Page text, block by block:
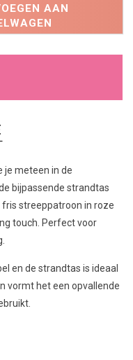
AAN
je meteen in de
bijpassende strandtas
streeppatroon in roze
touch. Perfect voor
en de strandtas is ideaal
vormt het een opvallende